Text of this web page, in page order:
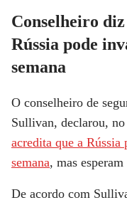
Conselheiro
Rússia pode
semana
O conselheiro de
Sullivan, declarou,
acredita que a
semana, mas
De acordo com